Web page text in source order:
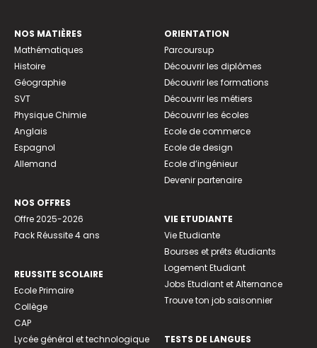
NOS MATIÈRES
Mathématiques
Histoire
Géographie
SVT
Physique Chimie
Anglais
Espagnol
Allemand
NOS OFFRES
Offre 2025-2026
Pack Réussite 4 ans
REUSSITE SCOLAIRE
Ecole Primaire
Collège
CAP
Lycée général et technologique
ORIENTATION
Parcoursup
Découvrir les diplômes
Découvrir les formations
Découvrir les métiers
Découvrir les écoles
Ecole de commerce
Ecole de design
Ecole d’ingénieur
Devenir partenaire
VIE ETUDIANTE
Vie Etudiante
Bourses et prêts étudiants
Logement Etudiant
Jobs Etudiant et Alternance
Trouve ton job saisonnier
TESTS DE LANGUES